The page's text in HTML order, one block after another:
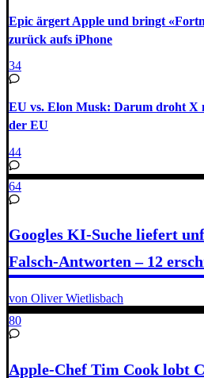
Epic ärgert Apple und bringt
zurück aufs iPhone
34
EU vs. Elon Musk: Darum droht X
der EU
44
64
Googles KI-Suche liefert
Falsch-Antworten – 12
von Oliver Wietlisbach
80
Apple-Chef Tim Cook lobt